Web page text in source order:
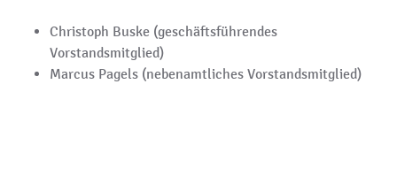
Christoph Buske (geschäftsführendes
Vorstandsmitglied)
Marcus Pagels (nebenamtliches Vorstandsmitglied)